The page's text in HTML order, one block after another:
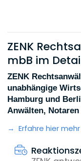
ZENK
mbB im
ZENK
unabhängige
Hamburg und
Anwälten, Notaren
Erfahre hier